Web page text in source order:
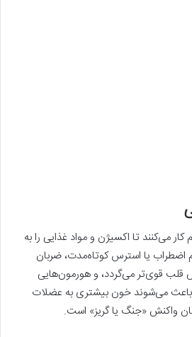
می‌کنند تا اکسیژن و مواد غذایی را به
اضطراب یا استرس کوتاه‌مدت، ضربان
قلب قوی‌تر می‌گردد، و هورمون‌هایی
باعث می‌شوند خون بیشتری به عضلات
واکنش «جنگ یا گریز» است.